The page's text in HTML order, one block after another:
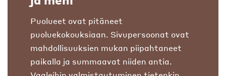
Puolueet ovat pitäneet
puoluekokouksiaan. Sivupersoonat ovat
mahdollisuuksien mukan piipahtaneet
paikalla ja summaavat niiden antia.